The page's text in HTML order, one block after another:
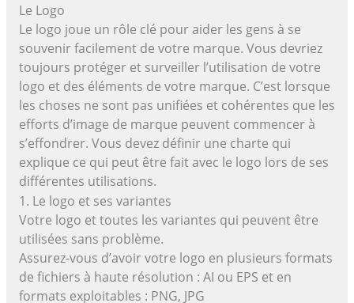
Le Logo
Le logo joue un rôle clé pour aider les gens à se
souvenir facilement de votre marque. Vous devriez
toujours protéger et surveiller l’utilisation de votre
logo et des éléments de votre marque. C’est lorsque
les choses ne sont pas unifiées et cohérentes que les
efforts d’image de marque peuvent commencer à
s’effondrer. Vous devez définir une charte qui
explique ce qui peut être fait avec le logo lors de ses
différentes utilisations.
1. Le logo et ses variantes
Votre logo et toutes les variantes qui peuvent être
utilisées sans problème.
Assurez-vous d’avoir votre logo en plusieurs formats
de fichiers à haute résolution : AI ou EPS et en
formats exploitables : PNG, JPG